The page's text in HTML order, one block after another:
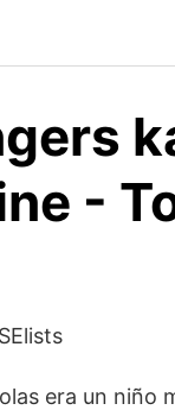
-
era un niño